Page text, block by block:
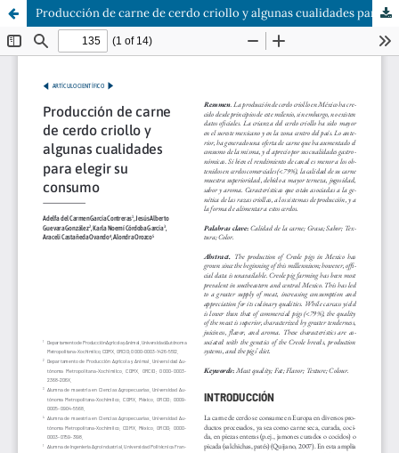
Producción de carne de cerdo criollo y algunas cualidades para elegir su consumo